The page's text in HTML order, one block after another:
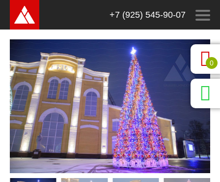
0
+7 (925) 545-90-07